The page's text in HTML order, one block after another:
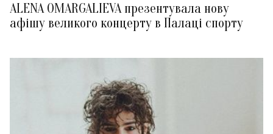
ALENA OMARGALIEVA презентувала нову
афішу великого концерту в Палаці спорту